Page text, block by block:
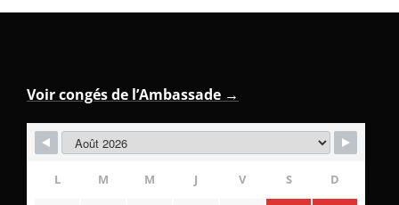
Voir congés de l’Ambassade →
L M M J V S D